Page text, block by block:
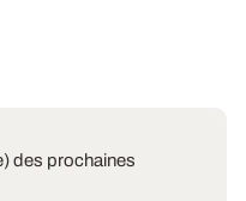
des prochaines